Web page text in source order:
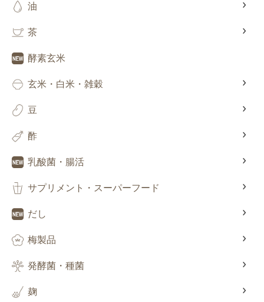
油
茶
酵素玄米
玄米・白米・雑穀
豆
酢
乳酸菌・腸活
サプリメント・スーパーフード
だし
梅製品
発酵菌・種菌
麹